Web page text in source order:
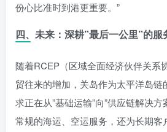
份心比准时到港更重要。”
四、未来：深耕”最后一公里”的服
随着RCEP（区域全面经济伙伴关系
贸往来的增加，关岛作为太平洋岛
求正在从”基础运输”向”供应链解决
常规的海运、空运服务，还为长期客